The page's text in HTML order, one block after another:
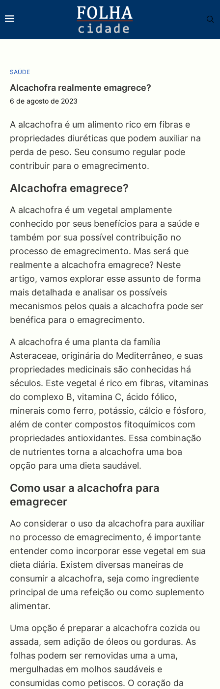
SAÚDE
Alcachofra realmente emagrece?
6 de agosto de 2023
A alcachofra é um alimento rico em fibras e
propriedades diuréticas que podem auxiliar na
perda de peso. Seu consumo regular pode
contribuir para o emagrecimento.
Alcachofra emagrece?
A alcachofra é um vegetal amplamente
conhecido por seus benefícios para a saúde e
também por sua possível contribuição no
processo de emagrecimento. Mas será que
realmente a alcachofra emagrece? Neste
artigo, vamos explorar esse assunto de forma
mais detalhada e analisar os possíveis
mecanismos pelos quais a alcachofra pode ser
benéfica para o emagrecimento.
A alcachofra é uma planta da família
Asteraceae, originária do Mediterrâneo, e suas
propriedades medicinais são conhecidas há
séculos. Este vegetal é rico em fibras, vitaminas
do complexo B, vitamina C, ácido fólico,
minerais como ferro, potássio, cálcio e fósforo,
além de conter compostos fitoquímicos com
propriedades antioxidantes. Essa combinação
de nutrientes torna a alcachofra uma boa
opção para uma dieta saudável.
Como usar a alcachofra para
emagrecer
Ao considerar o uso da alcachofra para auxiliar
no processo de emagrecimento, é importante
entender como incorporar esse vegetal em sua
dieta diária. Existem diversas maneiras de
consumir a alcachofra, seja como ingrediente
principal de uma refeição ou como suplemento
alimentar.
Uma opção é preparar a alcachofra cozida ou
assada, sem adição de óleos ou gorduras. As
folhas podem ser removidas uma a uma,
mergulhadas em molhos saudáveis e
consumidas como petiscos. O coração da